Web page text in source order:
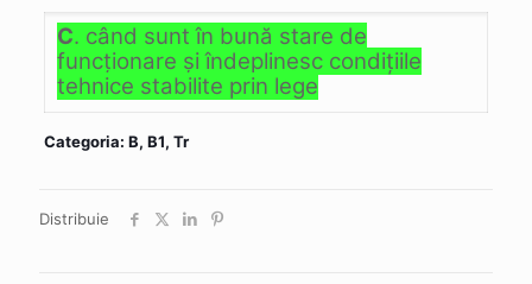
C. când sunt în bună stare de
funcţionare şi îndeplinesc condiţiile
tehnice stabilite prin lege
Categoria: B, B1, Tr
Distribuie